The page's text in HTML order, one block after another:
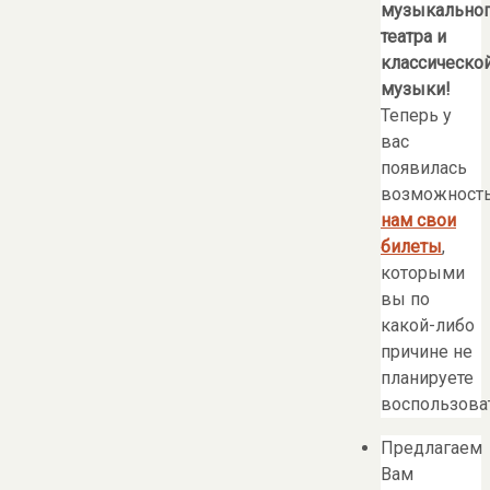
театра и
музыки!
Теперь у
вас
появилась
нам свои
билеты,
которыми
вы по
какой-либо
причине не
планируете
Предлагаем
Вам